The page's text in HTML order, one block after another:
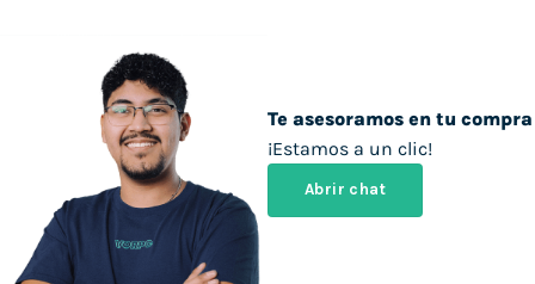
Te asesoramos en tu compra
¡Estamos a un clic!
Abrir chat